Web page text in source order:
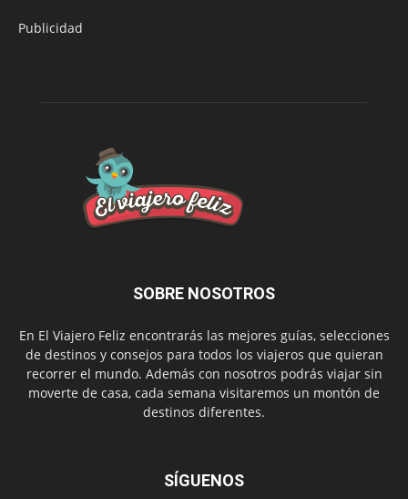
Publicidad
SOBRE NOSOTROS
En El Viajero Feliz encontrarás las mejores guías, selecciones
de destinos y consejos para todos los viajeros que quieran
recorrer el mundo. Además con nosotros podrás viajar sin
moverte de casa, cada semana visitaremos un montón de
destinos diferentes.
SÍGUENOS